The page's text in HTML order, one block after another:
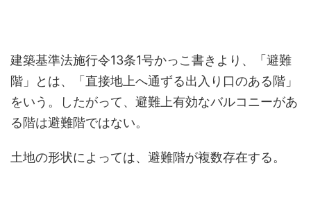
建築基準法施行令13条1号かっこ書きより、「避難
階」とは、「直接地上へ通ずる出入り口のある階」
をいう。したがって、避難上有効なバルコニーがあ
る階は避難階ではない。
土地の形状によっては、避難階が複数存在する。